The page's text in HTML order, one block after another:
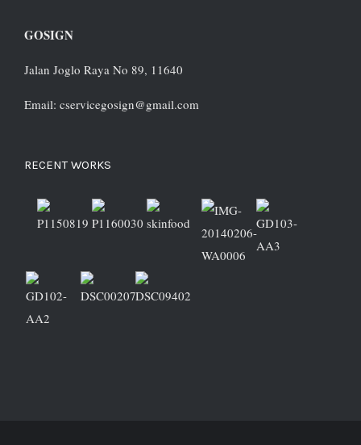
GOSIGN
Jalan Joglo Raya No 89, 11640
Email: cservicegosign@gmail.com
RECENT WORKS